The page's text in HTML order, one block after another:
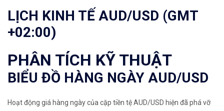
LỊCH KINH TẾ AUD/USD (GMT
+02:00)
PHÂN TÍCH KỸ THUẬT
BIỂU ĐỒ HÀNG NGÀY AUD/USD
Hoạt động giá hàng ngày của cặp tiền tệ AUD/USD hiện đã phá vỡ